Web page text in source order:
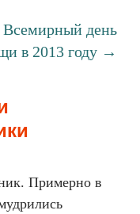
Всемирный день
в 2013 году →
Примерно в